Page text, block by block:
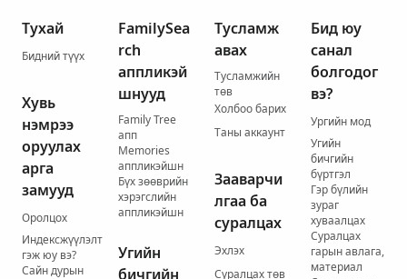
Тухай
Бидний түүх
Хувь
нэмрээ
оруулах
арга
замууд
Оролцох
Индексжүүлэлт
гэж юу вэ?
Сайн дурын
FamilySea
rch
аппликэй
шнууд
Family Tree
апп
Memories
аппликэйшн
Бүх зөөврийн
хэрэгслийн
аппликэйшн
Угийн
бичгийн
Тусламж
авах
Тусламжийн
төв
Холбоо барих
Таны аккаунт
Зааварчи
лгаа ба
суралцах
Эхлэх
Суралцах төв
Бид юу
санал
болгодог
вэ?
Ургийн мод
Угийн
бичгийн
бүртгэл
Гэр бүлийн
зураг
хуваалцах
Суралцах
гарын авлага,
материал